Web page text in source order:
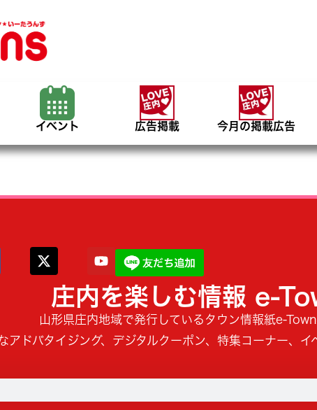
イベント 広告掲載 今月の掲載広告
庄内を楽しむ情報 e-
山形県庄内地域で発行しているタウン情報紙e-
アドバタイジング、デジタルクーポン、特集コーナー、